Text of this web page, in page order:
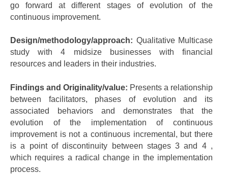
go forward at different stages of evolution of the
continuous improvement.
Design/methodology/approach: Qualitative Multicase
study with 4 midsize businesses with financial
resources and leaders in their industries.
Findings and Originality/value: Presents a relationship
between facilitators, phases of evolution and its
associated behaviors and demonstrates that the
evolution of the implementation of continuous
improvement is not a continuous incremental, but there
is a point of discontinuity between stages 3 and 4 ,
which requires a radical change in the implementation
process.